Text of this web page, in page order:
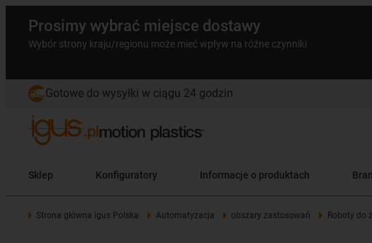
Prosimy wybrać miejsce dostawy
Wybór strony kraju/regionu może mieć wpływ na różne czynniki
Gotowe do wysyłki w ciągu 24 godzin
Sklep Konfiguratory Informacje o produktach
Strona główna igus Polska Automatyzacja obszary zastosowań Roboty do